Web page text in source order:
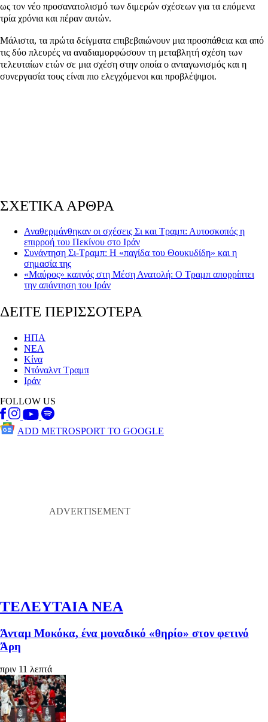
ως τον νέο προσανατολισμό των διμερών σχέσεων για τα επόμενα
τρία χρόνια και πέραν αυτών.
Μάλιστα, τα πρώτα δείγματα επιβεβαιώνουν μια προσπάθεια και από
τις δύο πλευρές να αναδιαμορφώσουν τη μεταβλητή σχέση των
τελευταίων ετών σε μια σχέση στην οποία ο ανταγωνισμός και η
συνεργασία τους είναι πιο ελεγχόμενοι και προβλέψιμοι.
ΣΧΕΤΙΚΑ ΑΡΘΡΑ
Αναθερμάνθηκαν οι σχέσεις Σι και Τραμπ: Αυτοσκοπός η
επιρροή του Πεκίνου στο Ιράν
Συνάντηση Σι-Τραμπ: Η «παγίδα του Θουκυδίδη» και η
σημασία της
«Μαύρος» καπνός στη Μέση Ανατολή: Ο Τραμπ απορρίπτει
την απάντηση του Ιράν
ΔΕΙΤΕ ΠΕΡΙΣΣΟΤΕΡΑ
ΗΠΑ
ΝΕΑ
Κίνα
Ντόναλντ Τραμπ
Ιράν
FOLLOW US
ADD METROSPORT TO GOOGLE
ΤΕΛΕΥΤΑΙΑ ΝΕΑ
Άνταμ Μοκόκα, ένα μοναδικό «θηρίο» στον φετινό
Άρη
πριν 11 λεπτά